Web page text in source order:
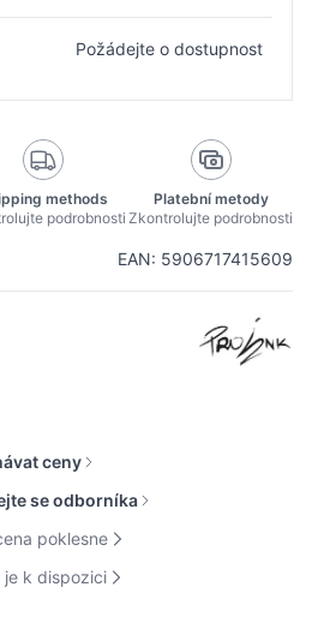
EAN: 5906717415609
Požádejte o dostupnost
methods
podrobnosti
Platební metody
Zkontrolujte podrobnosti
ceny
se odborníka
poklesne
je k dispozici